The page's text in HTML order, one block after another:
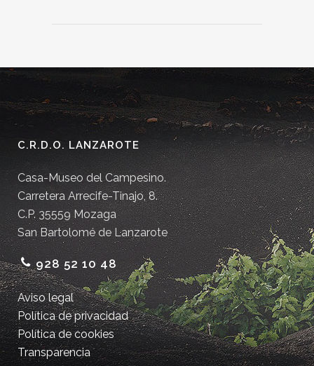
C.R.D.O. LANZAROTE
Casa-Museo del Campesino.
Carretera Arrecife-Tinajo, 8.
C.P. 35559 Mozaga
San Bartolomé de Lanzarote
928 52 10 48
Aviso legal
Política de privacidad
Política de cookies
Transparencia